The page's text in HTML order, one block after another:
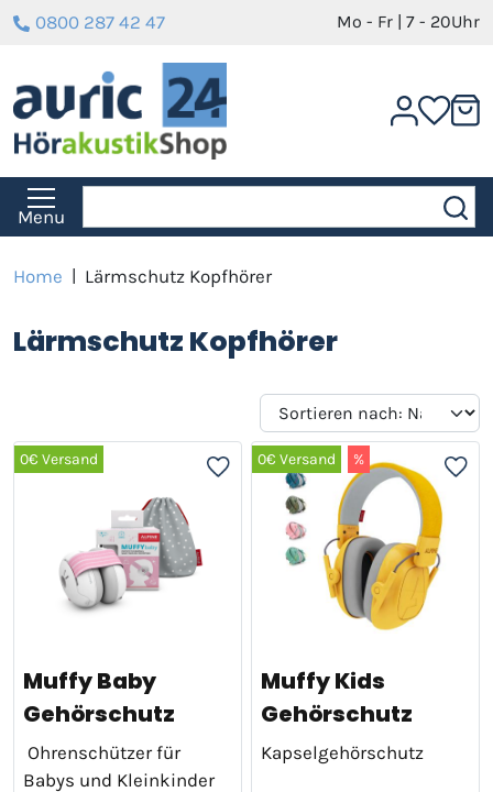
0800 287 42 47 Mo - Fr | 7 - 20Uhr
Menu
Home | Lärmschutz Kopfhörer
Lärmschutz Kopfhörer
0€ Versand
Muffy Baby
Gehörschutz
Ohrenschützer für
Babys und Kleinkinder
0€ Versand %
Muffy Kids
Gehörschutz
Kapselgehörschutz